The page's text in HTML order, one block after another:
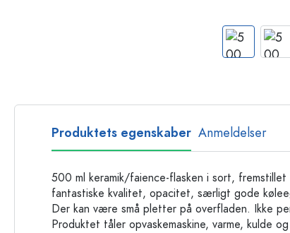
Plastflasker
Produktets egenskaber Anmeldelser
500 ml keramik/faience-flasken i sort,
fantastiske kvalitet, opacitet, særligt gode
Der kan være små pletter på overfladen. Ikke
Produktet tåler opvaskemaskine, varme, kulde